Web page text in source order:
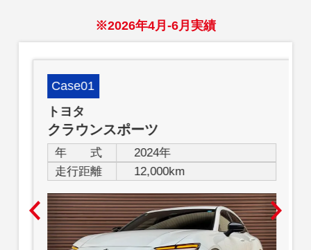
※2026年4月-6月実績
Case01
トヨタ
クラウンスポーツ
年 式
2024年
走行距離
12,000km